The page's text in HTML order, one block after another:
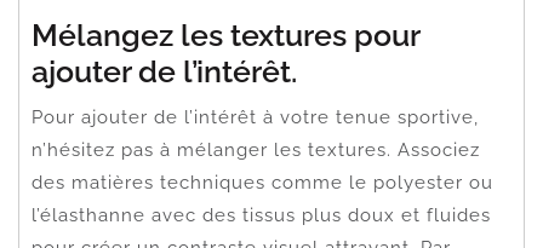
Mélangez les textures pour
ajouter de l’intérêt.
Pour ajouter de l’intérêt à votre tenue sportive,
n’hésitez pas à mélanger les textures. Associez
des matières techniques comme le polyester ou
l’élasthanne avec des tissus plus doux et fluides